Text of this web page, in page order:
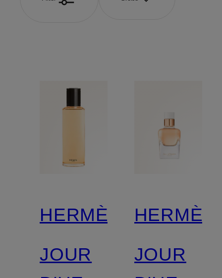
HERMÈS
JOUR
HERMÈS
JOUR